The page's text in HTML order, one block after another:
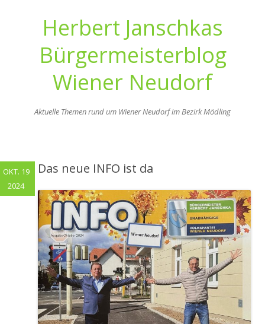
Herbert Janschkas
Bürgermeisterblog
Wiener Neudorf
Aktuelle Themen rund um Wiener Neudorf im Bezirk Mödling
Das neue INFO ist da
OKT. 19
2024